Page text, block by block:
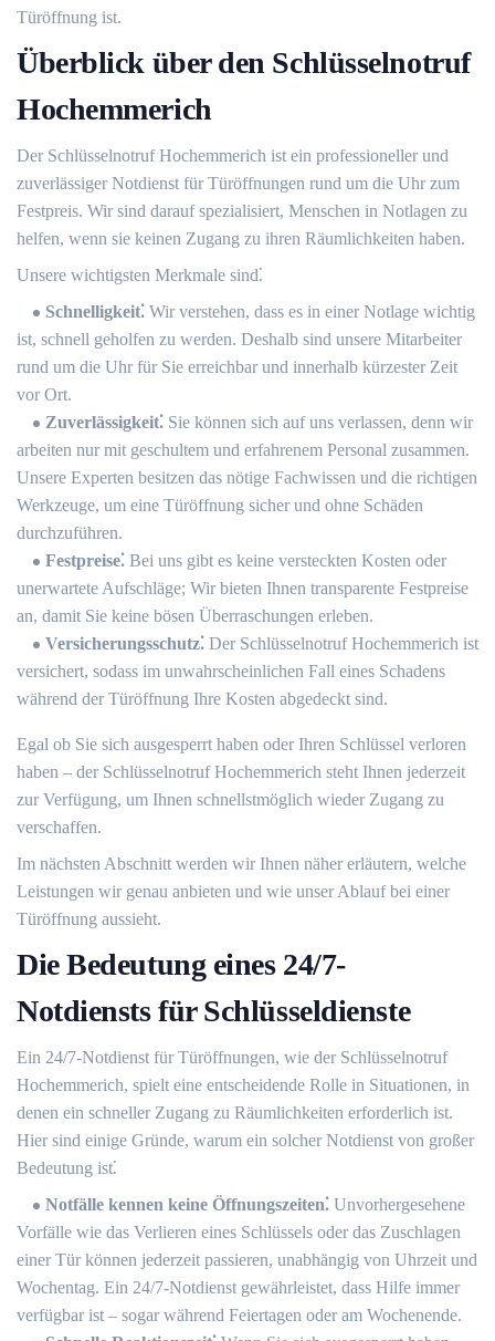
Türöffnung ist.​
Überblick über den Schlüsselnotruf
Hochemmerich
Der Schlüsselnotruf Hochemmerich ist ein professioneller und
zuverlässiger Notdienst für Türöffnungen rund um die Uhr zum
Festpreis. Wir sind darauf spezialisiert, Menschen in Notlagen zu
helfen, wenn sie keinen Zugang zu ihren Räumlichkeiten haben.​
Unsere wichtigsten Merkmale sind⁚
Schnelligkeit⁚ Wir verstehen, dass es in einer Notlage wichtig
ist, schnell geholfen zu werden.​ Deshalb sind unsere Mitarbeiter
rund um die Uhr für Sie erreichbar und innerhalb kürzester Zeit
vor Ort.​
Zuverlässigkeit⁚ Sie können sich auf uns verlassen, denn wir
arbeiten nur mit geschultem und erfahrenem Personal zusammen.​
Unsere Experten besitzen das nötige Fachwissen und die richtigen
Werkzeuge, um eine Türöffnung sicher und ohne Schäden
durchzuführen.​
Festpreise⁚ Bei uns gibt es keine versteckten Kosten oder
unerwartete Aufschläge; Wir bieten Ihnen transparente Festpreise
an, damit Sie keine bösen Überraschungen erleben.​
Versicherungsschutz⁚ Der Schlüsselnotruf Hochemmerich ist
versichert, sodass im unwahrscheinlichen Fall eines Schadens
während der Türöffnung Ihre Kosten abgedeckt sind.​
Egal ob Sie sich ausgesperrt haben oder Ihren Schlüssel verloren
haben – der Schlüsselnotruf Hochemmerich steht Ihnen jederzeit
zur Verfügung, um Ihnen schnellstmöglich wieder Zugang zu
verschaffen.​
Im nächsten Abschnitt werden wir Ihnen näher erläutern, welche
Leistungen wir genau anbieten und wie unser Ablauf bei einer
Türöffnung aussieht.​
Die Bedeutung eines 24/7-
Notdiensts für Schlüsseldienste
Ein 24/7-Notdienst für Türöffnungen, wie der Schlüsselnotruf
Hochemmerich, spielt eine entscheidende Rolle in Situationen, in
denen ein schneller Zugang zu Räumlichkeiten erforderlich ist.​
Hier sind einige Gründe, warum ein solcher Notdienst von großer
Bedeutung ist⁚
Notfälle kennen keine Öffnungszeiten⁚ Unvorhergesehene
Vorfälle wie das Verlieren eines Schlüssels oder das Zuschlagen
einer Tür können jederzeit passieren, unabhängig von Uhrzeit und
Wochentag.​ Ein 24/7-Notdienst gewährleistet, dass Hilfe immer
verfügbar ist – sogar während Feiertagen oder am Wochenende.